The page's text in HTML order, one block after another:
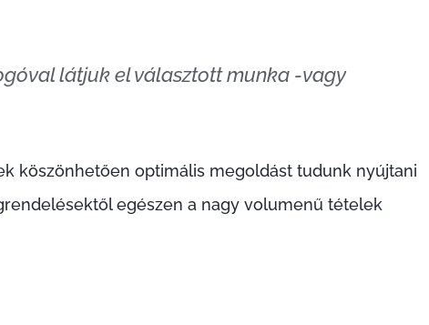
látjuk el választott munka -vagy
köszönhetően optimális megoldást tudunk nyújtani
egészen a nagy volumenű tételek